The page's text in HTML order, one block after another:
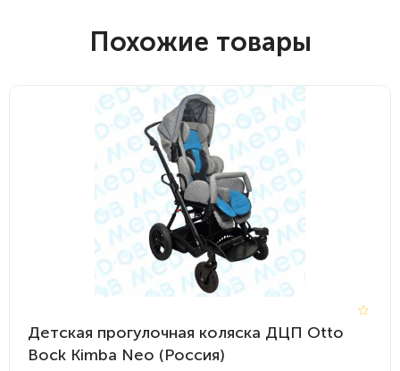
Похожие товары
Детская прогулочная коляска ДЦП Otto
Bock Kimba Neo (Россия)